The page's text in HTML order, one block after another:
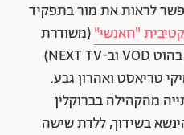
לראות את מור בתפקיד
"חאנשי"(משודרת
בימי חמישי ב-22:00 בהוט 3, בהוט VOD וב-NEXT TV)
טריאסט ואהרון גבע.
מהקהילה בברוקלין
בשידוך, ללדת שישה